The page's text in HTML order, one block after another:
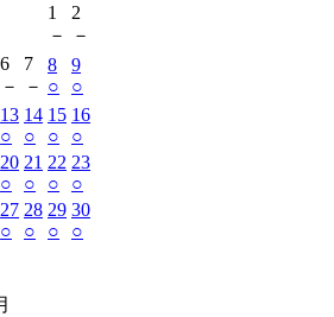
1
－
2
－
6
－
7
－
8
○
9
○
13
○
14
○
15
○
16
○
20
○
21
○
22
○
23
○
27
○
28
○
29
○
30
○